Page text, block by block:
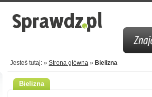
Jesteś tutaj: » Strona główna » Bielizna
Bielizna